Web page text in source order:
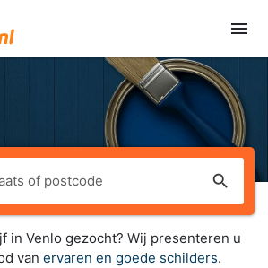
menu
search
in Venlo gezocht? Wij presenteren u
van ervaren en goede schilders.